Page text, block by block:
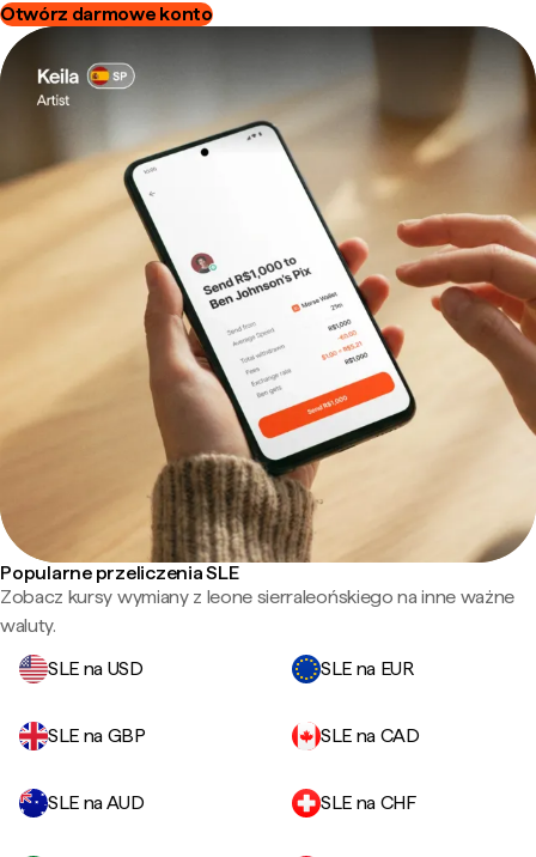
Otwórz darmowe konto
Popularne przeliczenia SLE
Zobacz kursy wymiany z leone sierraleońskiego na inne ważne
waluty.
SLE na USD
SLE na EUR
SLE na GBP SLE na CAD
SLE na AUD SLE na CHF